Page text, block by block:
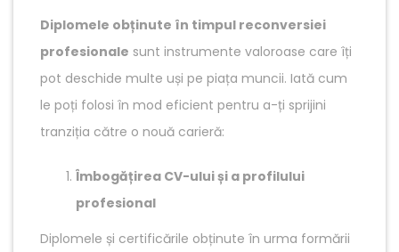
Diplomele obținute în timpul reconversiei
profesionale sunt instrumente valoroase care îți
pot deschide multe uși pe piața muncii. Iată cum
le poți folosi în mod eficient pentru a-ți sprijini
tranziția către o nouă carieră:
Îmbogățirea CV-ului și a profilului
profesional
Diplomele și certificările obținute în urma formării